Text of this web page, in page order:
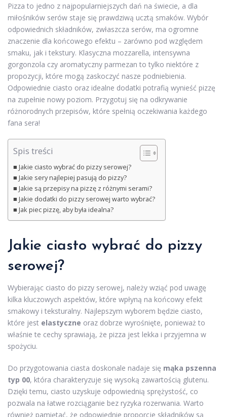
Pizza to jedno z najpopularniejszych dań na świecie, a dla
miłośników serów staje się prawdziwą ucztą smaków. Wybór
odpowiednich składników, zwłaszcza serów, ma ogromne
znaczenie dla końcowego efektu – zarówno pod względem
smaku, jak i tekstury. Klasyczna mozzarella, intensywna
gorgonzola czy aromatyczny parmezan to tylko niektóre z
propozycji, które mogą zaskoczyć nasze podniebienia.
Odpowiednie ciasto oraz idealne dodatki potrafią wynieść pizzę
na zupełnie nowy poziom. Przygotuj się na odkrywanie
różnorodnych przepisów, które spełnią oczekiwania każdego
fana sera!
Spis treści
Jakie ciasto wybrać do pizzy serowej?
Jakie sery najlepiej pasują do pizzy?
Jakie są przepisy na pizzę z różnymi serami?
Jakie dodatki do pizzy serowej warto wybrać?
Jak piec pizzę, aby była idealna?
Jakie ciasto wybrać do pizzy
serowej?
Wybierając ciasto do pizzy serowej, należy wziąć pod uwagę
kilka kluczowych aspektów, które wpłyną na końcowy efekt
smakowy i teksturalny. Najlepszym wyborem będzie ciasto,
które jest elastyczne oraz dobrze wyrośnięte, ponieważ to
właśnie te cechy sprawiają, że pizza jest lekka i przyjemna w
spożyciu.
Do przygotowania ciasta doskonale nadaje się mąka pszenna
typ 00, która charakteryzuje się wysoką zawartością glutenu.
Dzięki temu, ciasto uzyskuje odpowiednią sprężystość, co
pozwala na łatwe rozciąganie bez ryzyka rozerwania. Warto
również pamiętać, że odpowiednie proporcje składników są